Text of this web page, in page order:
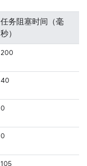
任务阻塞时间（毫
秒）
200
40
0
0
105